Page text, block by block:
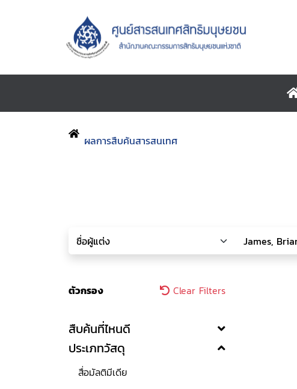
ผลการสืบค้นสารสนเทศ
ตัวกรอง Clear Filters
สืบค้นที่ไหนดี
ประเภทวัสดุ
สื่อมัลติมีเดีย